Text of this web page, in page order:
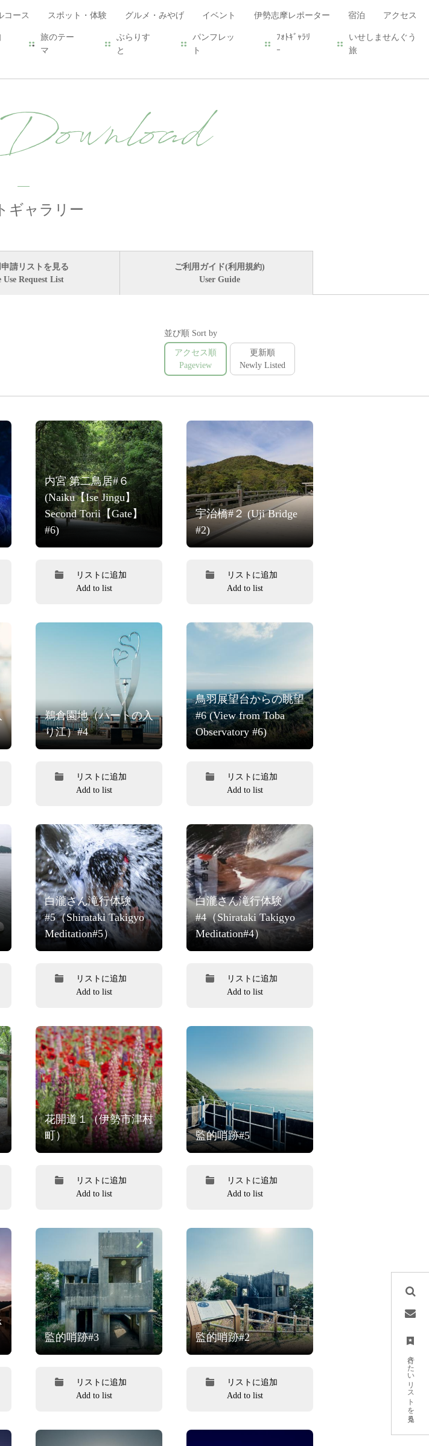
コース スポット・体験 グルメ・みやげ イベント 伊勢志摩レポーター 宿泊 アクセス
旅のテー
マ
ぶらりす
と
パンフレッ
ト
ﾌｫﾄｷﾞｬﾗﾘ
ｰ
いせしませんぐう
旅
行きたいリストを見る
ギャラリー
請リストを見る
Use Request List
ご利用ガイド(利用規約)
User Guide
並び順 Sort by
アクセス順
Pageview
更新順
Newly Listed
内宮 第二鳥居#６
(Naiku【Ise Jingu】
Second Torii【Gate】
#6)
リストに追加
Add to list
宇治橋#２ (Uji Bridge
#2)
リストに追加
Add to list
鵜倉園地（ハートの入
り江）#4
リストに追加
Add to list
鳥羽展望台からの眺望
#6 (View from Toba
Observatory #6)
リストに追加
Add to list
白瀧さん滝行体験
#5（Shirataki Takigyo
Meditation#5）
リストに追加
Add to list
白瀧さん滝行体験
#4（Shirataki Takigyo
Meditation#4）
リストに追加
Add to list
花開道１（伊勢市津村
町）
リストに追加
Add to list
監的哨跡#5
リストに追加
Add to list
監的哨跡#3
リストに追加
Add to list
監的哨跡#2
リストに追加
Add to list